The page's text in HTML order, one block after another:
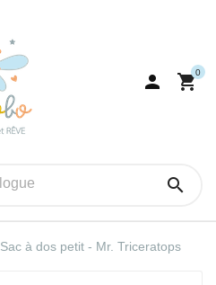
 0

Sac à dos petit - Mr. Triceratops